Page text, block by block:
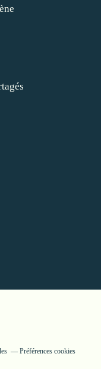
Préférences cookies